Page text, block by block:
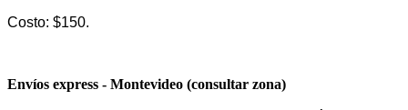
Costo: $150.
Envíos express - Montevideo (consultar zona)